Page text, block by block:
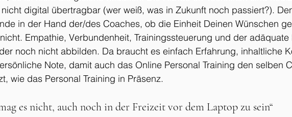
digital übertragbar (wer weiß, was in Zukunft noch passiert?).
in der Hand der/des Coaches, ob die Einheit Deinen Wünschen
Empathie, Verbundenheit, Trainingssteuerung und der adäquate
noch nicht abbilden. Da braucht es einfach Erfahrung, inhaltliche
Note, damit auch das Online Personal Training den selben
wie das Personal Training in Präsenz.
es nicht, auch noch in der Freizeit vor dem Laptop zu sein“